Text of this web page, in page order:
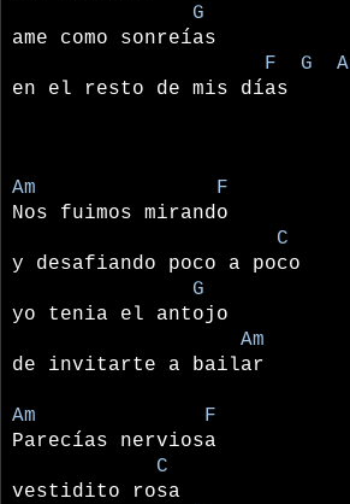
G
ame como sonreías
F G A
en el resto de mis días
Am F
Nos fuimos mirando
C
y desafiando poco a poco
G
yo tenia el antojo
Am
de invitarte a bailar
Am F
Parecías nerviosa
C
vestidito rosa